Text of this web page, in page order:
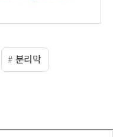
진출 교두보 확
분리막